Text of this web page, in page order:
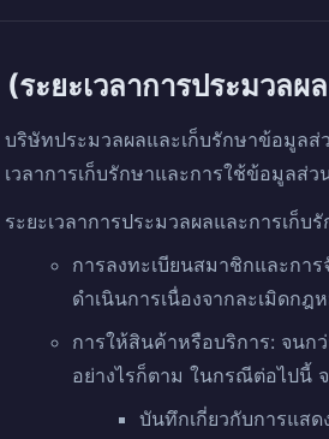
ระยะเวลาการประมวล
บริษัทประมวลผลและเก็บรักษาข้อมูล
เวลาการเก็บรักษาและการใช้ข้อมูล
ระยะเวลาการประมวลผลและการเก็
การลงทะเบียนสมาชิกและกา
ดำเนินการเนื่องจากละเมิดก
การให้สินค้าหรือบริการ: จนก
อย่างไรก็ตาม ในกรณีต่อไปนี้
บันทึกเกี่ยวกับการแส